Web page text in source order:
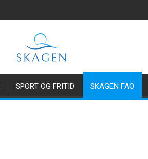
SPORT OG FRITID SKAGEN FAQ